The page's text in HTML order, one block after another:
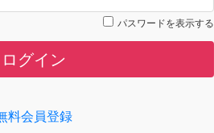
パスワードを表示する
ログイン
料会員登録